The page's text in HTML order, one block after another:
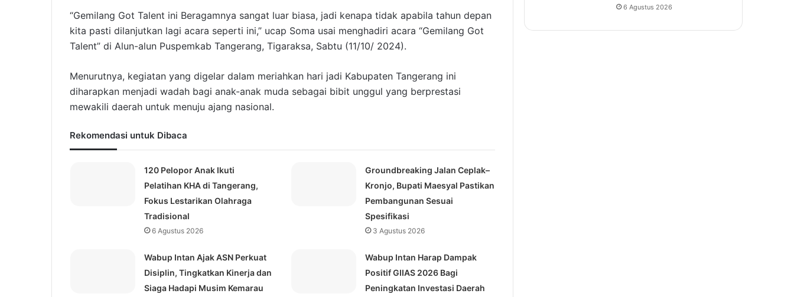
“Gemilang Got Talent ini Beragamnya sangat luar biasa, jadi kenapa tidak apabila tahun depan
kita pasti dilanjutkan lagi acara seperti ini,” ucap Soma usai menghadiri acara “Gemilang Got
Talent” di Alun-alun Puspemkab Tangerang, Tigaraksa, Sabtu (11/10/ 2024).
Menurutnya, kegiatan yang digelar dalam meriahkan hari jadi Kabupaten Tangerang ini
diharapkan menjadi wadah bagi anak-anak muda sebagai bibit unggul yang berprestasi
mewakili daerah untuk menuju ajang nasional.
Rekomendasi untuk Dibaca
120 Pelopor Anak Ikuti
Pelatihan KHA di Tangerang,
Fokus Lestarikan Olahraga
Tradisional
6 Agustus 2026
Groundbreaking Jalan Ceplak–
Kronjo, Bupati Maesyal Pastikan
Pembangunan Sesuai
Spesifikasi
3 Agustus 2026
Wabup Intan Ajak ASN Perkuat
Disiplin, Tingkatkan Kinerja dan
Siaga Hadapi Musim Kemarau
Wabup Intan Harap Dampak
Positif GIIAS 2026 Bagi
Peningkatan Investasi Daerah
6 Agustus 2026